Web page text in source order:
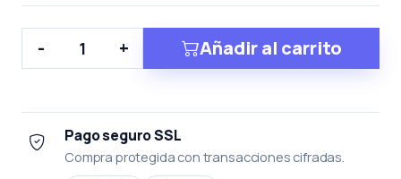
- + Añadir al carrito
Pago seguro SSL
Compra protegida con transacciones cifradas.